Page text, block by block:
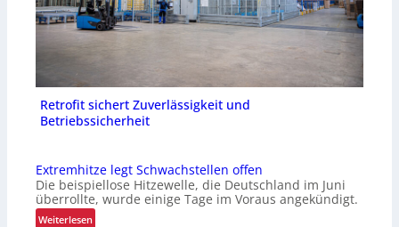
Retrofit sichert Zuverlässigkeit und
Betriebssicherheit
Extremhitze legt Schwachstellen offen
Die beispiellose Hitzewelle, die Deutschland im Juni
überrollte, wurde einige Tage im Voraus angekündigt.
Weiterlesen: